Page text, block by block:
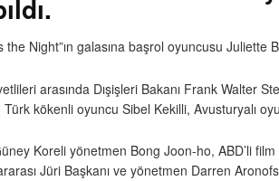
the Night”ın galasına başrol oyuncusu
arasında Dışişleri Bakanı Frank Walter
kökenli oyuncu Sibel Kekilli, Avusturyalı
Koreli yönetmen Bong Joon-ho, ABD’li
Jüri Başkanı ve yönetmen Darren